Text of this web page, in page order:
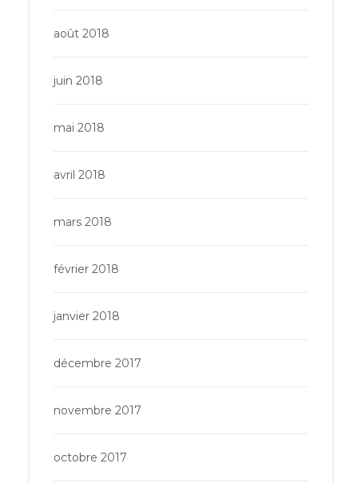
août 2018
juin 2018
mai 2018
avril 2018
mars 2018
février 2018
janvier 2018
décembre 2017
novembre 2017
octobre 2017